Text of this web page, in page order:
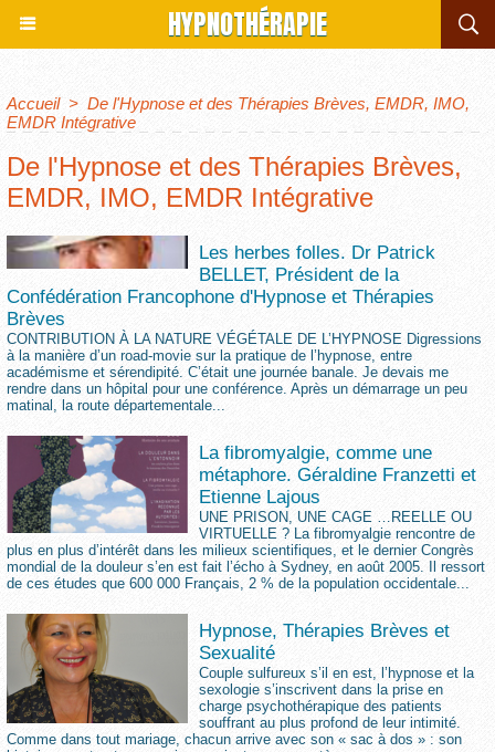
HYPNOTHÉRAPIE
Accueil > De l'Hypnose et des Thérapies Brèves, EMDR, IMO,
EMDR Intégrative
De l'Hypnose et des Thérapies Brèves,
EMDR, IMO, EMDR Intégrative
Les herbes folles. Dr Patrick
BELLET, Président de la
Confédération Francophone d'Hypnose et Thérapies
Brèves
CONTRIBUTION À LA NATURE VÉGÉTALE DE L’HYPNOSE Digressions
à la manière d’un road-movie sur la pratique de l’hypnose, entre
académisme et sérendipité. C’était une journée banale. Je devais me
rendre dans un hôpital pour une conférence. Après un démarrage un peu
matinal, la route départementale...
La fibromyalgie, comme une
métaphore. Géraldine Franzetti et
Etienne Lajous
UNE PRISON, UNE CAGE …REELLE OU
VIRTUELLE ? La fibromyalgie rencontre de
plus en plus d’intérêt dans les milieux scientifiques, et le dernier Congrès
mondial de la douleur s’en est fait l’écho à Sydney, en août 2005. Il ressort
de ces études que 600 000 Français, 2 % de la population occidentale...
Hypnose, Thérapies Brèves et
Sexualité
Couple sulfureux s’il en est, l’hypnose et la
sexologie s’inscrivent dans la prise en
charge psychothérapique des patients
souffrant au plus profond de leur intimité.
Comme dans tout mariage, chacun arrive avec son « sac à dos » : son